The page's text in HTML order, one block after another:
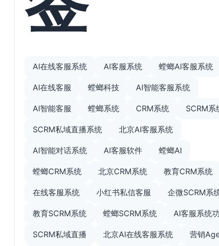
AI在线客服系统 AI客服系统 螳螂AI客服系统
AI在线客服 螳螂科技 AI智能客服系统
AI智能客服 螳螂系统 CRM系统 SCRM系
SCRM私域直播系统 北京AI客服系统
AI智能对话系统 AI客服软件 螳螂AI
螳螂CRM系统 北京CRM系统 教育CRM系统
在线客服系统 小红书私信客服 企微SCRM系
教育SCRM系统 螳螂SCRM系统 AI客服系统
SCRM私域直播 北京AI在线客服系统 营销